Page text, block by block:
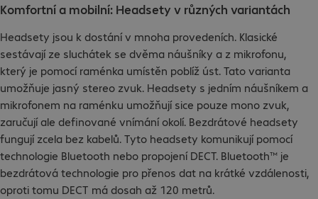
Komfortní a mobilní: Headsety v různých variantách
Headsety jsou k dostání v mnoha provedeních. Klasické
sestávají ze sluchátek se dvěma náušníky a z mikrofonu,
který je pomocí raménka umístěn poblíž úst. Tato varianta
umožňuje jasný stereo zvuk. Headsety s jedním náušníkem a
mikrofonem na raménku umožňují sice pouze mono zvuk,
zaručují ale definované vnímání okolí. Bezdrátové headsety
fungují zcela bez kabelů. Tyto headsety komunikují pomocí
technologie Bluetooth nebo propojení DECT. Bluetooth™ je
bezdrátová technologie pro přenos dat na krátké vzdálenosti,
oproti tomu DECT má dosah až 120 metrů.